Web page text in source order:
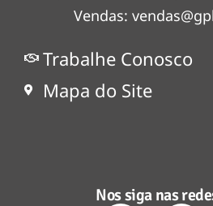
Vendas:
Trabalhe Conosco
Mapa do Site
Nos siga nas